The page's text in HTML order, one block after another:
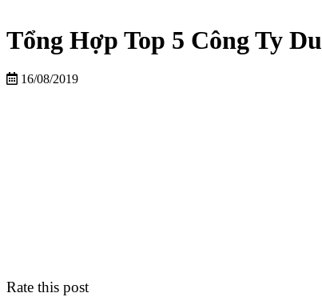
Tổng Hợp Top 5 Công Ty
16/08/2019
Rate this post